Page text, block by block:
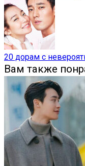
20 дорам с
Вам также